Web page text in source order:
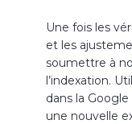
Une fois les
et les
soumettre à
l’indexation.
dans la
une nouvelle